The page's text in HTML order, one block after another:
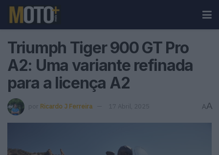
Triumph Tiger 900 GT Pro
A2: Uma variante refinada
para a licença A2
por Ricardo J Ferreira 17 Abril, 2025 AA